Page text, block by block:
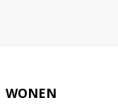
WONEN